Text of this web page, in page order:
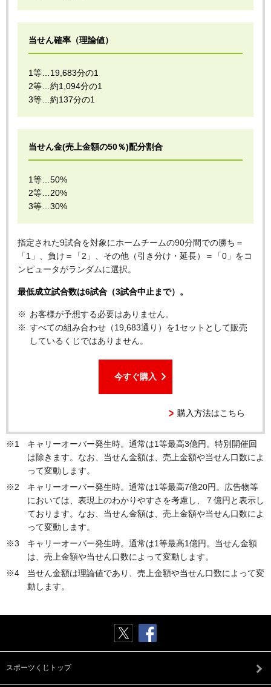
当せん確率（理論値）
1等…19,683分の1
2等…約1,094分の1
3等…約137分の1
当せん金(売上金額の50％)配分割合
1等…50%
2等…20%
3等…30%
指定された9試合を対象にホームチームの90分間での勝ち＝
「1」、負け＝「2」、その他（引き分け・延長）＝「0」をコ
ンピュータがランダムに選択。
最低成立試合数は6試合（3試合中止まで）。
お客様が予想する必要はありません。
すべての組み合わせ（19,683通り）を1セットとして販売
しているくじではありません。
今すぐ購入
購入方法はこちら
キャリーオーバー発生時。通常は1等最高3億円。特別開催回
は除きます。なお、当せん金額は、売上金額や当せん口数によ
って変動します。
キャリーオーバー発生時。通常は1等最高7億20円。広告物等
においては、表現上のわかりやすさを考慮し、７億円と表示し
ております。なお、当せん金額は、売上金額や当せん口数によ
って変動します。
キャリーオーバー発生時。通常は1等最高1億円。当せん金額
は、売上金額や当せん口数によって変動します。
当せん金額は理論値であり、売上金額や当せん口数によって変
動します。
スポーツくじトップ